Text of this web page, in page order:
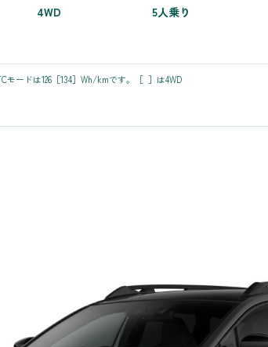
4WD 5人乗り
ードは126［134］Wh/kmです。［ ］は4WD